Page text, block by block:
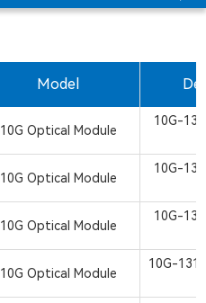
Model
10G Optical Module
10G-
10G Optical Module
10G-
10G Optical Module
10G-
10G Optical Module
10G-